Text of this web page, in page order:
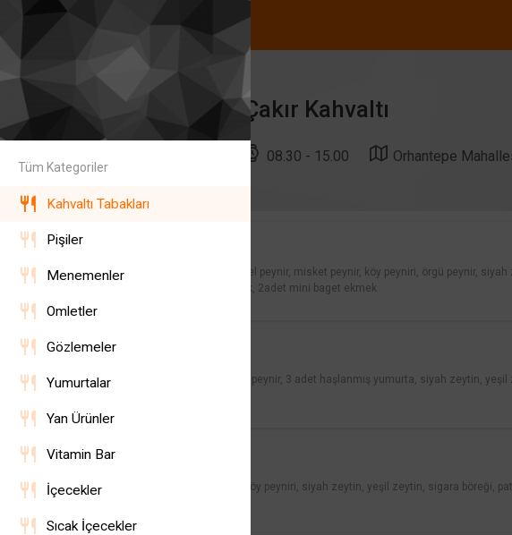
Tüm Kategoriler
Kahvaltı Tabakları
Pişiler
Menemenler
Omletler
Gözlemeler
Yumurtalar
Yan Ürünler
Vitamin Bar
İçecekler
Sıcak İçecekler
Çakır Kahvaltı
08.30 - 15.00 Orhantepe
Beyaz peynir, kaşar peyniri, tel peynir, misket peynir, köy peyniri, örgü peynir,
domates, köy biberi, salatalık, 2adet mini baget ekmek
FIT Kahvaltı Tabağı
Beyaz peynir, tel peynir, örgü peynir, 3 adet haşlanmış yumurta, siyah zeytin,
Hızlı Kahvaltı Tabağı
Beyaz peynir, kaşar peyniri, köy peyniri, siyah zeytin, yeşil zeytin, sigara böreği,